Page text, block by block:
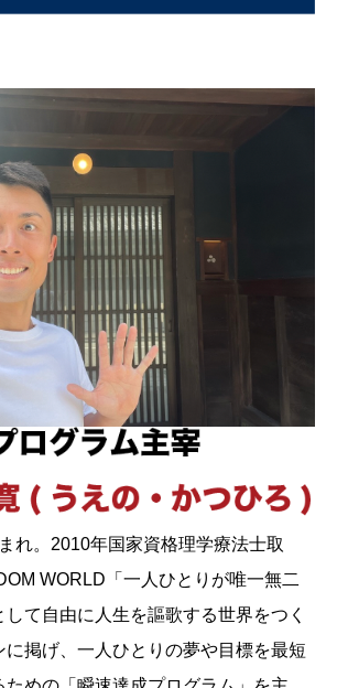
れ。2010年国家資格理学療法士取
WORLD「一人ひとりが唯一無二
て自由に人生を謳歌する世界をつく
に掲げ、一人ひとりの夢や目標を最短